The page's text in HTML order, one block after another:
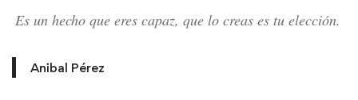
Es un hecho que eres capaz, que lo creas es tu elección.
Anibal Pérez